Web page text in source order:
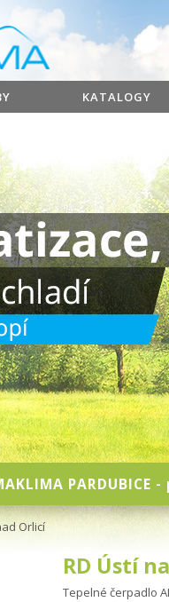
KATALOGY
PARDUBICE -
Orlicí
RD Ústí
Tepelné čerpadlo